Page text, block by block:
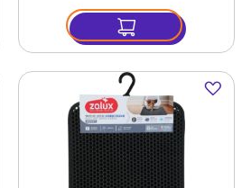
Dodaj
do